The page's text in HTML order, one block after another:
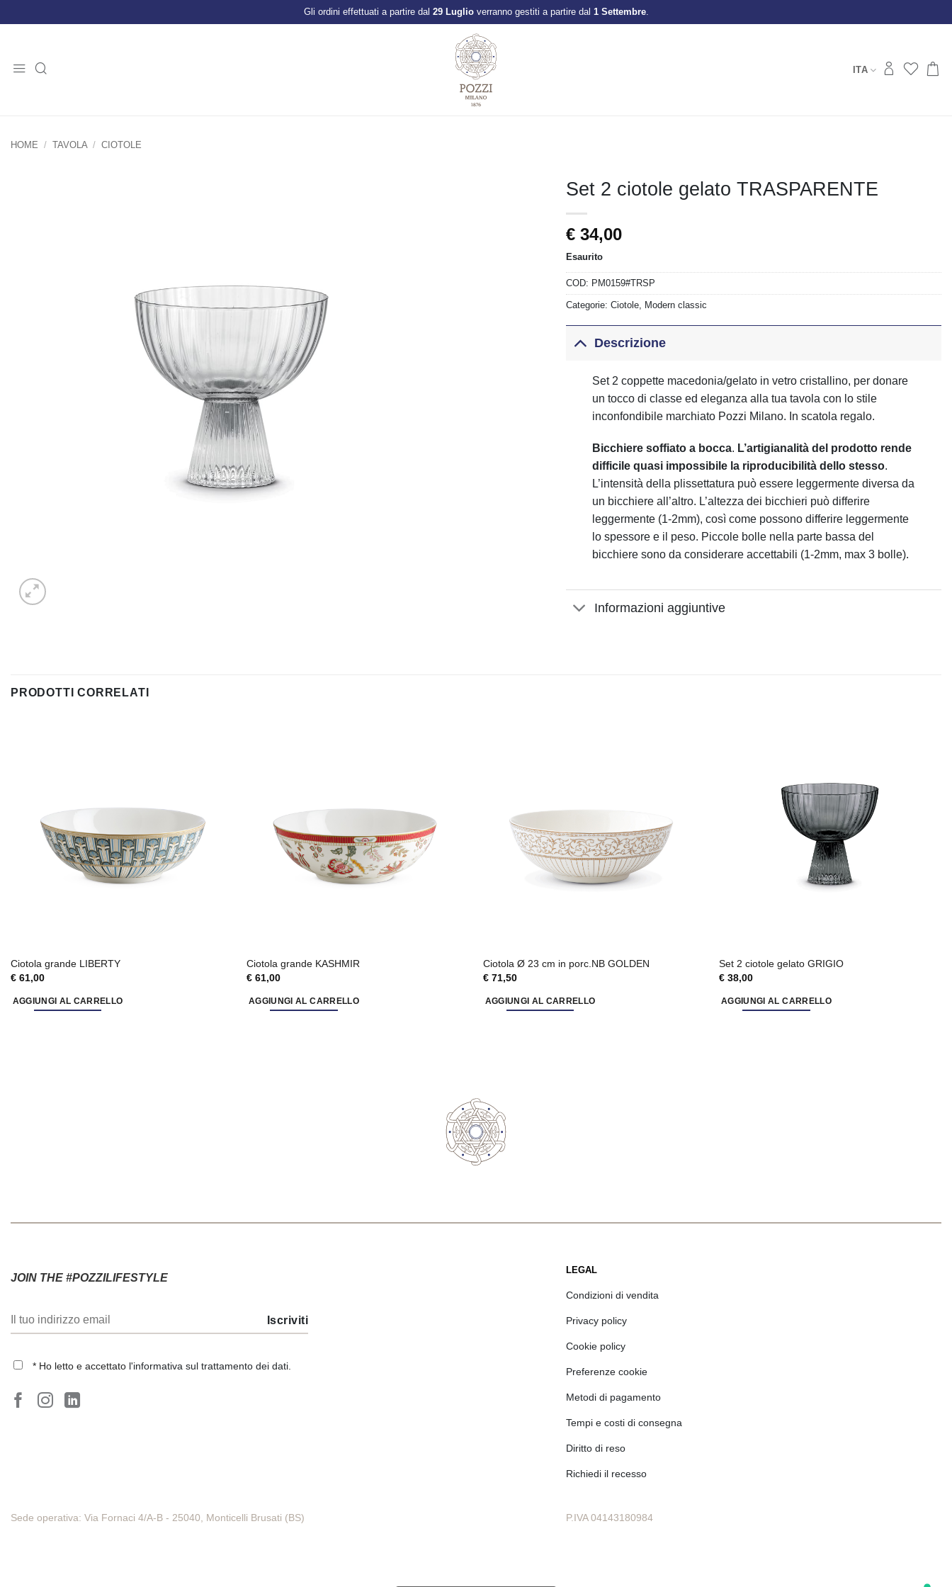
ai
Gli ordini effettuati a partire dal 29 Luglioverranno gestiti a partire dal 1 Settembre.
ITA
Prodotti suggeriti
Piatto dessert LIBERTY
€17,50
Piatto fondo LIBERTY
Piatto LIBERTY - vers.B
€17,50
HOME / TAVOLA / CIOTOLE
Set 2 ciotole gelato TRASPARENTE
€ 34,00
Esaurito
COD: PM0159#TRSP
Categorie: Ciotole Modern classic
Descrizione
Set 2 coppette macedonia/gelato in vetro cristallino, per donare
un tocco di classe ed eleganza alla tua tavola con lo stile
inconfondibile marchiato Pozzi Milano. In scatola regalo.
Bicchiere soffiato a bocca. L’artigianalità del prodotto rende
difficile quasi impossibile la riproducibilità dello stesso.
L’intensità della plissettatura può essere leggermente diversa da
un bicchiere all’altro. L’altezza dei bicchieri può differire
leggermente (1-2mm), così come possono differire leggermente
lo spessore e il peso. Piccole bolle nella parte bassa del
bicchiere sono da considerare accettabili (1-2mm, max 3 bolle).
Informazioni aggiuntive
PRODOTTI CORRELATI
Ciotola grande LIBERTY
€61,00
AGGIUNGI AL CARRELLO
Ciotola grande KASHMIR
€ 61,00
AGGIUNGI AL CARRELLO
Ciotola Ø 23 cm in porc.NB GOLDEN
€71,50
AGGIUNGI AL CARRELLO
Set 2 ciotole gelato GRIGIO
€ 38,00
AGGIUNGI AL CARRELLO
JOIN THE #POZZILIFESTYLE
* Ho letto e accettato l'informativa sul trattamento dei dati
LEGAL
Condizioni di vendita
Privacy policy
Cookie policy
Preferenze cookie
Metodi di pagamento
Tempi e costi di consegna
Diritto di reso
Richiedi il recesso
Sede operativa: Via Fornaci 4/A-B - 25040, Monticelli Brusati (BS) P.IVA 04143180984